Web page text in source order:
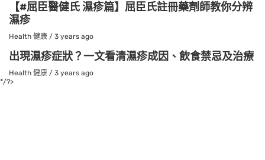
【#屈臣醫健氏 濕疹篇】屈臣氏註冊藥劑師教你分辨
濕疹
Health 健康 / 3 years ago
出現濕疹症狀？一文看清濕疹成因、飲食禁忌及治療
Health 健康 / 3 years ago
*/?>